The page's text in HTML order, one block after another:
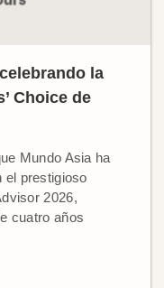
la
Choice de
Mundo Asia ha
el prestigioso
2026,
cuatro años